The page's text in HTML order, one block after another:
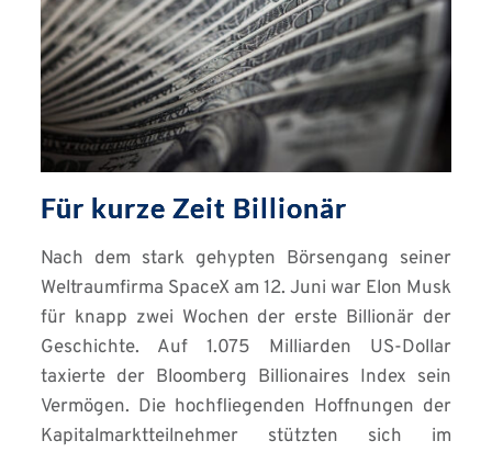
Für kurze Zeit Billionär
Nach dem stark gehypten Börsengang seiner
Weltraumfirma SpaceX am 12. Juni war Elon Musk
für knapp zwei Wochen der erste Billionär der
Geschichte. Auf 1.075 Milliarden US-Dollar
taxierte der Bloomberg Billionaires Index sein
Vermögen. Die hochfliegenden Hoffnungen der
Kapitalmarktteilnehmer stützten sich im